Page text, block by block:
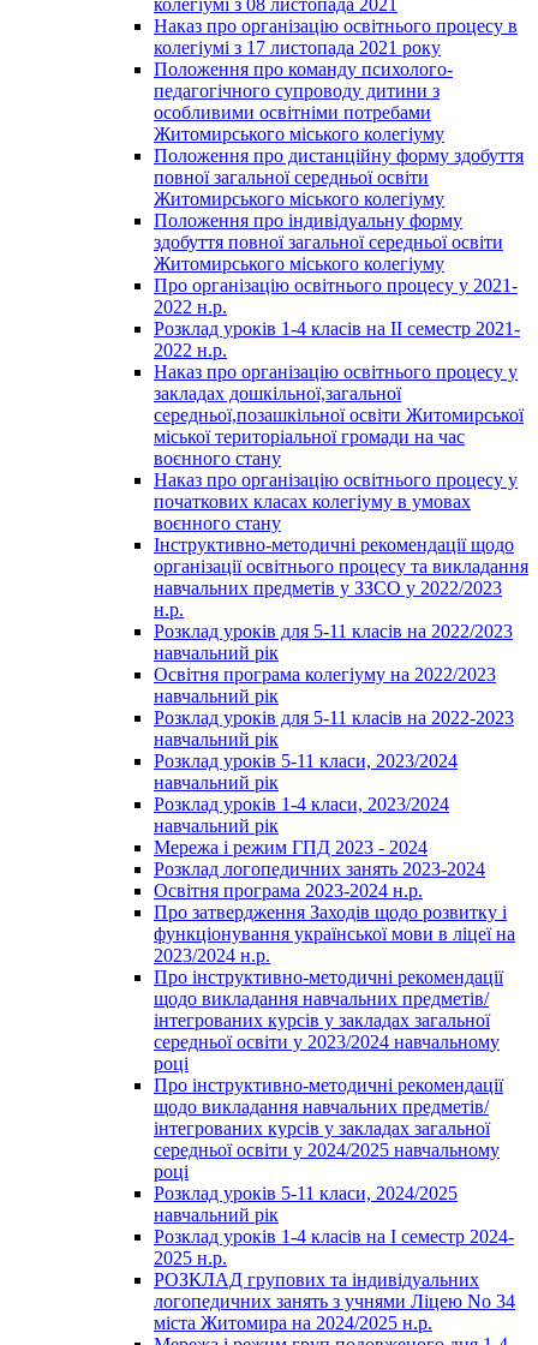
Наказ про організацію освітнього процесу в
колегіумі з 17 листопада 2021 року
Положення про команду психолого-
педагогічного супроводу дитини з
особливими освітніми потребами
Житомирського міського колегіуму
Положення про дистанційну форму здобуття
повної загальної середньої освіти
Житомирського міського колегіуму
Положення про індивідуальну форму
здобуття повної загальної середньої освіти
Житомирського міського колегіуму
Про організацію освітнього процесу у 2021-
2022 н.р.
Розклад уроків 1-4 класів на ІІ семестр 2021-
2022 н.р.
Наказ про організацію освітнього процесу у
закладах дошкільної,загальної
середньої,позашкільної освіти Житомирської
міської територіальної громади на час
воєнного стану
Наказ про організацію освітнього процесу у
початкових класах колегіуму в умовах
воєнного стану
Інструктивно-методичні рекомендації щодо
організації освітнього процесу та викладання
навчальних предметів у ЗЗСО у 2022/2023
н.р.
Розклад уроків для 5-11 класів на 2022/2023
навчальний рік
Освітня програма колегіуму на 2022/2023
навчальний рік
Розклад уроків для 5-11 класів на 2022-2023
навчальний рік
Розклад уроків 5-11 класи, 2023/2024
навчальний рік
Розклад уроків 1-4 класи, 2023/2024
навчальний рік
Мережа і режим ГПД 2023 - 2024
Розклад логопедичних занять 2023-2024
Освітня програма 2023-2024 н.р.
Про затвердження Заходів щодо розвитку і
функціонування української мови в ліцеї на
2023/2024 н.р.
Про інструктивно-методичні рекомендації
щодо викладання навчальних предметів/
інтегрованих курсів у закладах загальної
середньої освіти у 2023/2024 навчальному
році
Про інструктивно-методичні рекомендації
щодо викладання навчальних предметів/
інтегрованих курсів у закладах загальної
середньої освіти у 2024/2025 навчальному
році
Розклад уроків 5-11 класи, 2024/2025
навчальний рік
Розклад уроків 1-4 класів на І семестр 2024-
2025 н.р.
РОЗКЛАД групових та індивідуальних
логопедичних занять з учнями Ліцею No 34
міста Житомира на 2024/2025 н.р.